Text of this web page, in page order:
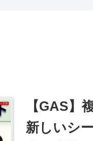
【GAS】
新しいシ